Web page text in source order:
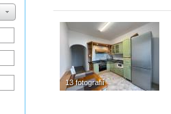
13 fotografií